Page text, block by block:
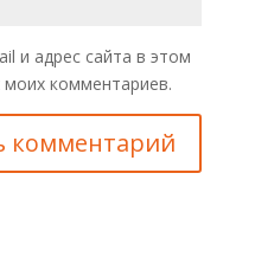
и адрес сайта в этом
комментариев.